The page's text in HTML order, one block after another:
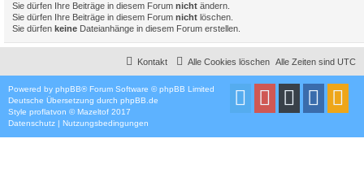
Sie dürfen Ihre Beiträge in diesem Forum nicht ändern.
Sie dürfen Ihre Beiträge in diesem Forum nicht löschen.
Sie dürfen keine Dateianhänge in diesem Forum erstellen.
Alle Zeiten sind UTC
Alle Cookies löschen
Kontakt
Powered by phpBB® Forum Software © phpBB Limited
Deutsche Übersetzung durch phpBB.de
Style proflatvon ©Mazeltof 2017
Datenschutz | Nutzungsbedingungen